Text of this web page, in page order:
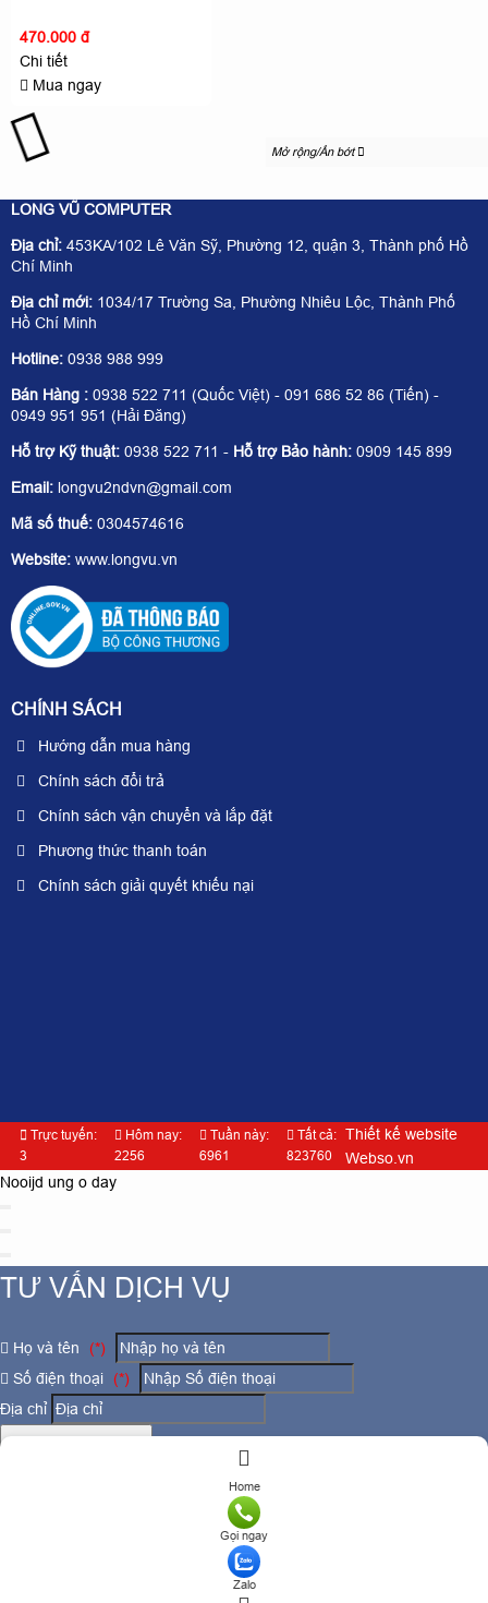
Mở rộng/Ẩn bớt
470.000 đ
Chi tiết
Mua ngay
LONG VŨ COMPUTER
Địa chỉ: 453KA/102 Lê Văn Sỹ, Phường 12, quận 3, Thành phố Hồ
Chí Minh
Địa chỉ mới: 1034/17 Trường Sa, Phường Nhiêu Lộc, Thành Phố
Hồ Chí Minh
Hotline: 0938 988 999
Bán Hàng : 0938 522 711 (Quốc Việt) - 091 686 52 86 (Tiến) -
0949 951 951 (Hải Đăng)
Hỗ trợ Kỹ thuật: 0938 522 711 - Hỗ trợ Bảo hành: 0909 145 899
Email: longvu2ndvn@gmail.com
Mã số thuế: 0304574616
Website: www.longvu.vn
CHÍNH SÁCH
Hướng dẫn mua hàng
Chính sách đổi trả
Chính sách vận chuyển và lắp đặt
Phương thức thanh toán
Chính sách giải quyết khiếu nại
Trực tuyến:
3
Hôm nay:
2256
Tuần này:
6961
Tất cả:
823760
Thiết kế website
Webso.vn
Home
Gọi ngay
Zalo
Nooijd ung o day
TƯ VẤN DỊCH VỤ
Họ và tên
(*)
Số điện thoại
(*)
Địa chỉ
TƯ VẤN DỊCH VỤ